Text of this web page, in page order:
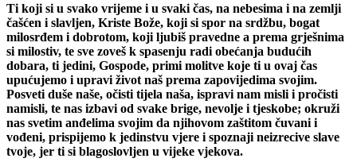
Ti koji si u svako vrijeme i u svaki čas, na nebesima i na zemlji
čašćen i slavljen, Kriste Bože, koji si spor na srdžbu, bogat
milosrđem i dobrotom, koji ljubiš pravedne a prema grješnima
si milostiv, te sve zoveš k spasenju radi obećanja budućih
dobara, ti jedini, Gospode, primi molitve koje ti u ovaj čas
upućujemo i upravi život naš prema zapovijedima svojim.
Posveti duše naše, očisti tijela naša, ispravi nam misli i pročisti
namisli, te nas izbavi od svake brige, nevolje i tjeskobe; okruži
nas svetim anđelima svojim da njihovom zaštitom čuvani i
vođeni, prispijemo k jedinstvu vjere i spoznaji neizrecive slave
tvoje, jer ti si blagoslovljen u vijeke vjekova.